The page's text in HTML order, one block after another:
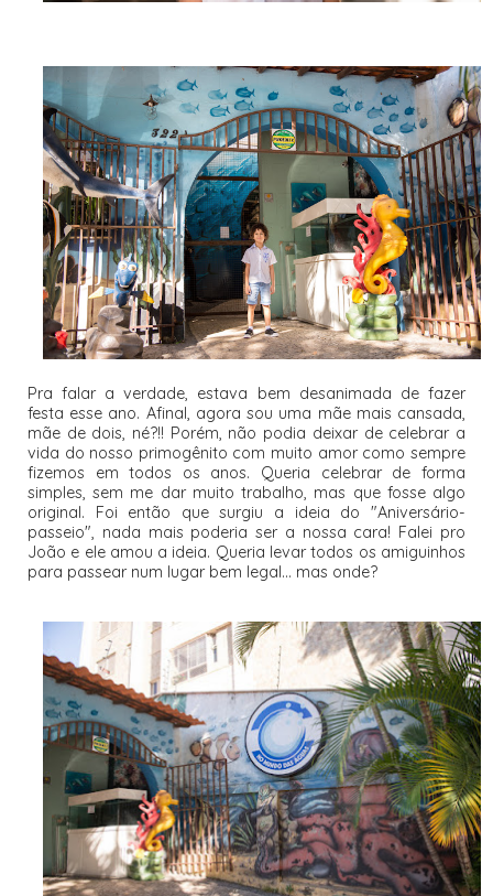
Pra falar a verdade, estava bem desanimada de fazer
festa esse ano. Afinal, agora sou uma mãe mais cansada,
mãe de dois, né?!! Porém, não podia deixar de celebrar a
vida do nosso primogênito com muito amor como sempre
fizemos em todos os anos. Queria celebrar de forma
simples, sem me dar muito trabalho, mas que fosse algo
original. Foi então que surgiu a ideia do "Aniversário-
passeio", nada mais poderia ser a nossa cara! Falei pro
João e ele amou a ideia. Queria levar todos os amiguinhos
para passear num lugar bem legal... mas onde?